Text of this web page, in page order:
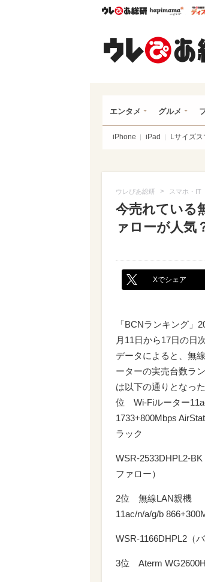
ウレぴあ総研
ハ
エンタメ グルメ
iPhone iPad Lサイズ
ウレぴあ総研 > スマホ・IT
今売れている
ァローが人気
Xでシェア
「BCNランキング」
月11日から17日の日
データによると、無
ーターの実売台数ラ
は以下の通りとなっ
位 Wi-Fiルーター
1733+800Mbps
ラック
WSR-2533DHPL2-BK
ファロー）
2位 無線LAN親機
11ac/n/a/g/b
WSR-1166DHPL2（
3位 Aterm